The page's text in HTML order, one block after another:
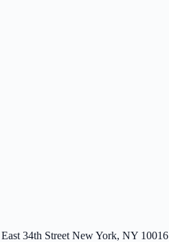
34th Street New York, NY 10016